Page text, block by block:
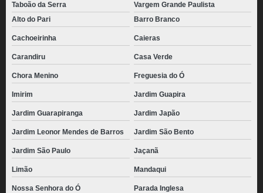
Taboão da Serra
Vargem Grande Paulista
Alto do Pari
Barro Branco
Cachoeirinha Caieras
Carandiru Casa Verde
Chora Menino Freguesia do Ó
Imirim Jardim Guapira
Jardim Guarapiranga Jardim Japão
Jardim Leonor Mendes de Barros Jardim São Bento
Jardim São Paulo Jaçanã
Limão Mandaqui
Nossa Senhora do Ó Parada Inglesa